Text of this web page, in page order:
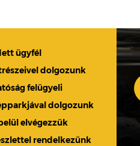
ügyfél
dolgozunk
felügyeli
dolgozunk
elvégezzük
rendelkezünk